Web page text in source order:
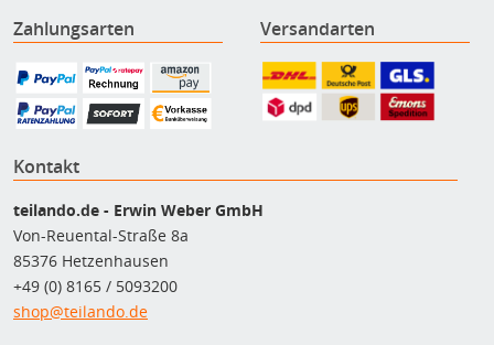
Zahlungsarten Versandarten
Kontakt
teilando.de - Erwin Weber GmbH
Von-Reuental-Straße 8a
85376 Hetzenhausen
+49 (0) 8165 / 5093200
shop@teilando.de